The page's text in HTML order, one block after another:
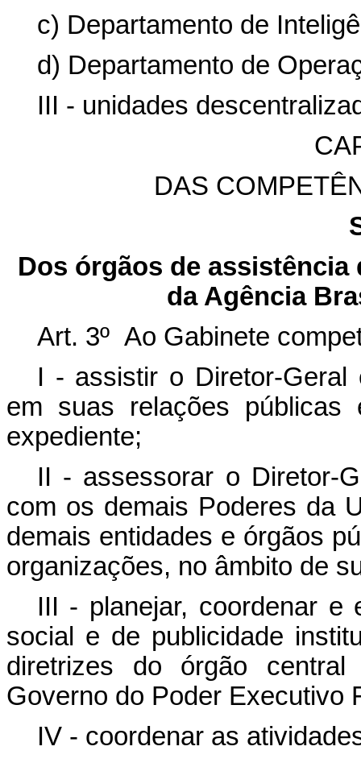
c) Departamento de
d) Departamento de
III - unidades
DAS
Dos órgãos de
da Agência
Art. 3º Ao Gabinete
I - assistir o Diretor-Geral
em suas relações
expediente;
II - assessorar o Diretor-
com os demais Poderes da
demais entidades e órgãos
organizações, no âmbito de
III - planejar, coordenar e
social e de publicidade
diretrizes do órgão
Governo do Poder Executivo
IV - coordenar as